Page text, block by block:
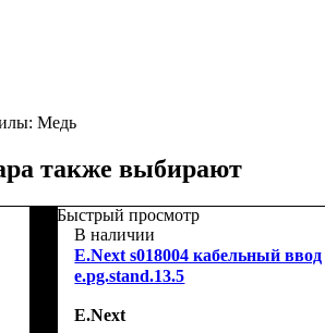
Медь
также выбирают
Быстрый просмотр
В наличии
E.Next s018004 кабельный ввод
e.pg.stand.13.5
E.Next